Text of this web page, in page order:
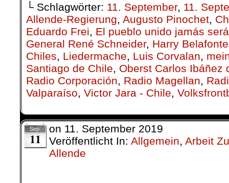
└ Schlagwörter: 11. September, 11.
Allende-Regierung Augusto Pinochet
Eduardo Frei
El pueblo unido jamás
General René Schneider, Harry Belafonte
Chiles
Lieder­mache Luis Corvalan
Santiago de Chile
Oberst Carlos Ibáñez
Radio Corporación
Radio Magellan
Valparaíso Victor Jara - Chile
Sep.
11
on 11. September 2019
Veröffentlicht In: Allgemein Arbeit
Allende